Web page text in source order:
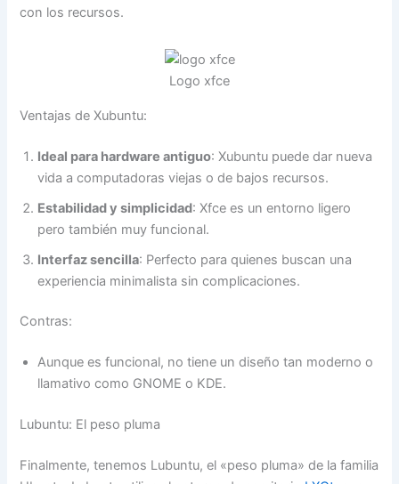
con los recursos.
Logo xfce
Ventajas de Xubuntu:
Ideal para hardware antiguo: Xubuntu puede dar nueva
vida a computadoras viejas o de bajos recursos.
Estabilidad y simplicidad: Xfce es un entorno ligero
pero también muy funcional.
Interfaz sencilla: Perfecto para quienes buscan una
experiencia minimalista sin complicaciones.
Contras:
Aunque es funcional, no tiene un diseño tan moderno o
llamativo como GNOME o KDE.
Lubuntu: El peso pluma
Finalmente, tenemos Lubuntu, el «peso pluma» de la familia